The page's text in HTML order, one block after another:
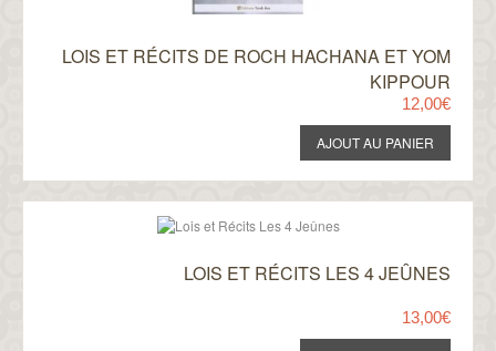
LOIS ET RÉCITS DE ROCH HACHANA ET YOM
KIPPOUR
12,00€
LOIS ET RÉCITS LES 4 JEÛNES
13,00€